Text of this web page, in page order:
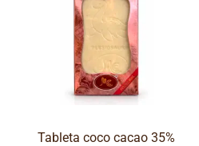
Tableta coco cacao 35%